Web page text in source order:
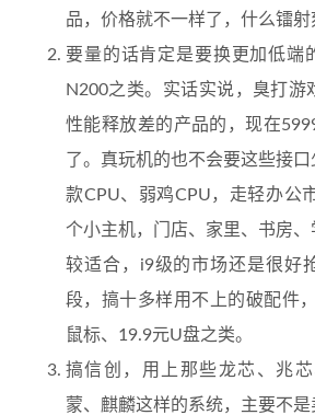
品，价格就不一样了，什么镭射
要量的话肯定是要换更加低端
N200之类。实话实说，臭打游
性能释放差的产品的，现在
了。真玩机的也不会要这些接
款CPU、弱鸡CPU，走轻办公
个小主机，门店、家里、书房
较适合，i9级的市场还是很好
段，搞十多样用不上的破配件
鼠标、19.9元U盘之类。
搞信创，用上那些龙芯、兆
蒙、麒麟这样的系统，主要不